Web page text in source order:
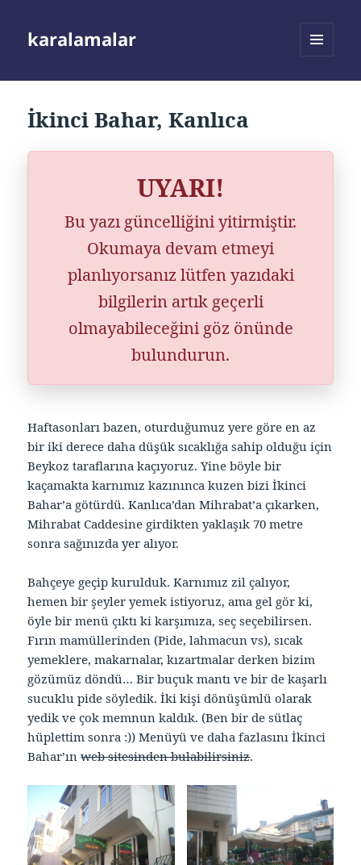
karalamalar
İkinci Bahar, Kanlıca
UYARI!
Bu yazı güncelliğini yitirmiştir.
Okumaya devam etmeyi
planlıyorsanız lütfen yazıdaki
bilgilerin artık geçerli
olmayabileceğini göz önünde
bulundurun.
Haftasonları bazen, oturduğumuz yere göre en az
bir iki derece daha düşük sıcaklığa sahip olduğu için
Beykoz taraflarına kaçıyoruz. Yine böyle bir
kaçamakta karnımız kazınınca kuzen bizi İkinci
Bahar’a götürdü. Kanlıca’dan Mihrabat’a çıkarken,
Mihrabat Caddesine girdikten yaklaşık 70 metre
sonra sağınızda yer alıyor.
Bahçeye geçip kurulduk. Karnımız zil çalıyor,
hemen bir şeyler yemek istiyoruz, ama gel gör ki,
öyle bir menü çıktı ki karşımıza, seç seçebilirsen.
Fırın mamüllerinden (Pide, lahmacun vs), sıcak
yemeklere, makarnalar, kızartmalar derken bizim
gözümüz döndü… Bir buçuk mantı ve bir de kaşarlı
sucuklu pide söyledik. İki kişi dönüşümlü olarak
yedik ve çok memnun kaldık. (Ben bir de sütlaç
hüplettim sonra :)) Menüyü ve daha fazlasını İkinci
Bahar’ınweb sitesinden bulabilirsiniz.